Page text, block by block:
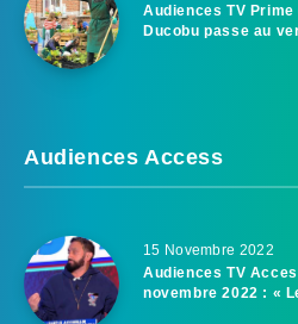
Audiences TV
Ducobu passe au
Audiences Access
15 Novembre 2022
Audiences TV
novembre 2022 : «